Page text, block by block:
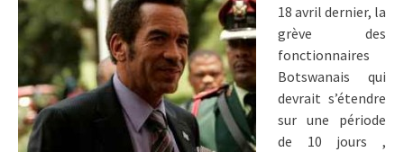
18 avril dernier, la
grève des
fonctionnaires
Botswanais qui
devrait s’étendre
sur une période
de 10 jours ,